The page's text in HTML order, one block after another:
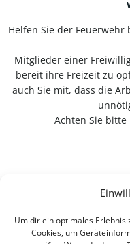
Um dir ein optimales Erlebnis
Cookies, um
Helfen Sie der
Mitglieder einer
bereit ihre Freizeit zu
auch Sie mit, dass die
Achten Sie bitte